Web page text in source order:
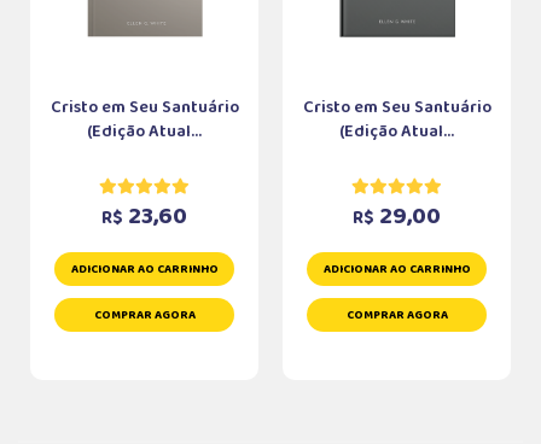
Cristo em Seu Santuário
(Edição Atual...
R$ 23,60
ADICIONAR AO CARRINHO
COMPRAR AGORA
Cristo em Seu Santuário
(Edição Atual...
R$ 29,00
ADICIONAR AO CARRINHO
COMPRAR AGORA